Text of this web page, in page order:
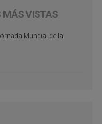
MÁS VISTAS
Mundial de la